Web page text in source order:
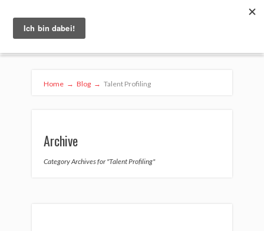
Home → Blog → Talent Profiling
Archive
Category Archives for "Talent Profiling"